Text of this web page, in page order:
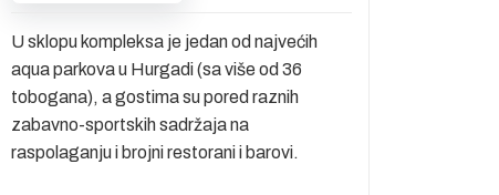
U sklopu kompleksa je jedan od najvećih
aqua parkova u Hurgadi (sa više od 36
tobogana), a gostima su pored raznih
zabavno-sportskih sadržaja na
raspolaganju i brojni restorani i barovi.